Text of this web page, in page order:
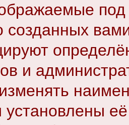
созданных
и
установлены